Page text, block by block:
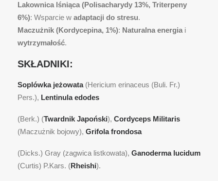
Lakownica lśniąca (Polisacharydy 13%, Triterpeny
6%): Wsparcie w adaptacji do stresu.
Maczużnik (Kordycepina, 1%): Naturalna energia i
wytrzymałość.
SKŁADNIKI:
Soplówka jeżowata(Hericium erinaceus (Buli. Fr.)
Pers.), Lentinula edodes
(Berk.) (Twardnik Japoński), Cordyceps Militaris
(Maczużnik bojowy), Grifola frondosa
(Dicks.) Gray (zagwica listkowata), Ganoderma lucidum
(Curtis) P.Kars. (Rheishi).